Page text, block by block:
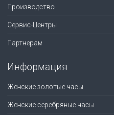
Производство
Сервис-Центры
Партнерам
Информация
Женские золотые часы
Женские серебряные часы